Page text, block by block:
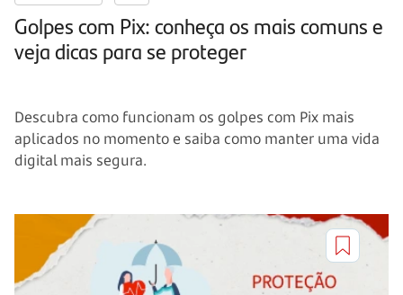
Golpes com Pix: conheça os mais comuns e
veja dicas para se proteger
Descubra como funcionam os golpes com Pix mais
aplicados no momento e saiba como manter uma vida
digital mais segura.